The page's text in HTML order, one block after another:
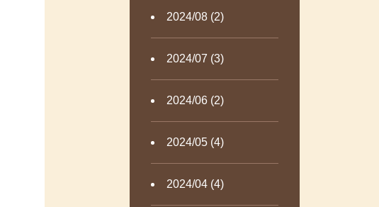
2024/08 (2)
2024/07 (3)
2024/06 (2)
2024/05 (4)
2024/04 (4)